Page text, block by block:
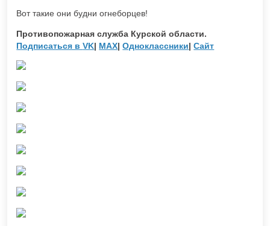
Вот такие они будни огнеборцев!
Противопожарная служба Курской области.
Подписаться вVK| MAX|Одноклассники|Сайт